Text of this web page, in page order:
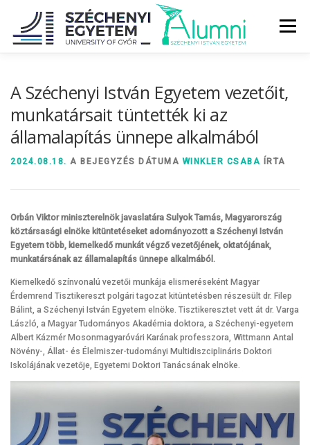
tartalomhoz
Menü
DIPLOMAÁTADÓ DIPLOMÁN TÚL
A Széchenyi István Egyetem vezetőit,
munkatársait tüntették ki az
államalapítás ünnepe alkalmából
2024.08.18. A BEJEGYZÉS DÁTUMA WINKLER CSABA ÍRTA
Orbán Viktor miniszterelnök javaslatára Sulyok Tamás, Magyarország
köztársasági elnöke kitüntetéseket adományozott a Széchenyi István
Egyetem több, kiemelkedő munkát végző vezetőjének, oktatójának,
munkatársának az államalapítás ünnepe alkalmából.
Kiemelkedő színvonalú vezetői munkája elismeréseként Magyar
Érdemrend Tisztikereszt polgári tagozat kitüntetésben részesült dr. Filep
Bálint, a Széchenyi István Egyetem elnöke. Tisztikeresztet vett át dr. Varga
László, a Magyar Tudományos Akadémia doktora, a Széchenyi-egyetem
Albert Kázmér Mosonmagyaróvári Karának professzora, Wittmann Antal
Növény-, Állat- és Élelmiszer-tudományi Multidiszciplináris Doktori
Iskolájának vezetője, Egyetemi Doktori Tanácsának elnöke.